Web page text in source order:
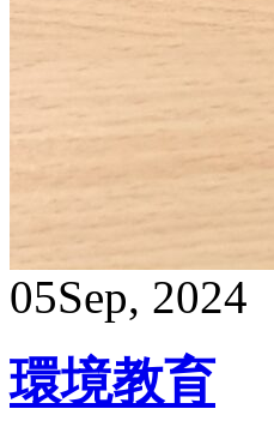
05Sep, 2024
環境教育